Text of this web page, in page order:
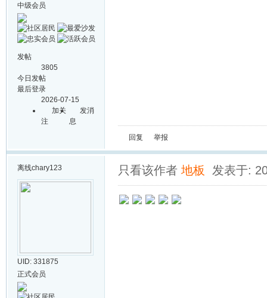
中级会员
发帖
3805
今日发帖
最后登录
2026-07-15
加关
注
发消
息
回复 举报
离线chary123
UID: 331875
正式会员
只看该作者 地板 发表于: